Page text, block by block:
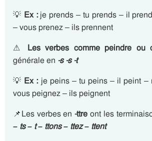
💡 Ex : je prends – tu prends – il
– vous prenez – ils prennent
⚠
Les verbes comme peindre ou
générale en -s -s -t
💡 Ex : je peins – tu peins – il peint –
vous peignez – ils peignent
📌Les verbes en-ttre ont les
– ts – t – ttons – ttez – ttent